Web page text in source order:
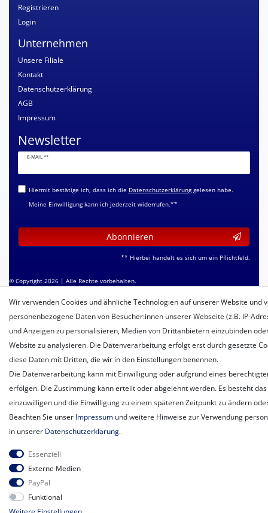
Registrieren
Login
Unternehmen
Unsere Filiale
Kontakt
Datenschutzerklärung
AGB
Impressum
Newsletter
E-MAIL **
Newsletter
Honig
Hiermit bestätige ich, dass ich die Daten­schutz­erklärunggelesen habe.
Meine Einwilligung kann ich jederzeit widerrufen.**
Abonnieren
** Hierbei handelt es sich um ein Pflichtfeld.
© Copyright 2026 | Alle Rechte vorbehalten.
Wir verwenden Cookies und ähnliche Technologien auf unserer Website und
personenbezogene Daten von Besucher:innen unserer Webseite (z.B. IP-
und Anzeigen zu personalisieren, Medien von Drittanbietern einzubinden
Website zu analysieren. Die Datenverarbeitung erfolgt erst durch gesetzte
diese Daten mit Dritten, die wir in den Einstellungen benennen.
Die Datenverarbeitung kann mit Einwilligung oder aufgrund eines
erfolgen. Die Zustimmung kann erteilt oder abgelehnt werden. Es besteht das
einzuwilligen und die Einwilligung zu einem späteren Zeitpunkt zu ändern
Beachten Sie unser Impressum und weitere Hinweise zur Verwendung
in unserer Daten­schutz­erklärung.
Essenziell
Externe Medien
PayPal
Funktional